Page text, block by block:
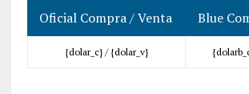
Oficial Compra / Venta
Blue
{dolar_c} / {dolar_v}